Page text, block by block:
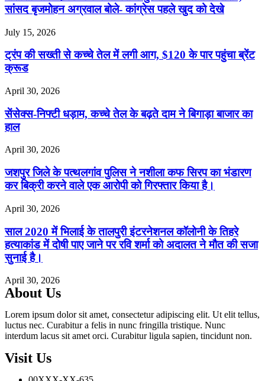
सांसद बृजमोहन अग्रवाल बोले- कांग्रेस पहले खुद को देखे
July 15, 2026
ट्रंप की सख्ती से कच्चे तेल में लगी आग, $120 के पार पहुंचा ब्रेंट
क्रूड
April 30, 2026
सेंसेक्स-निफ्टी धड़ाम, कच्चे तेल के बढ़ते दाम ने बिगाड़ा बाजार का
हाल
April 30, 2026
जशपुर जिले के पत्थलगांव पुलिस ने नशीला कफ सिरप का भंडारण
कर बिक्री करने वाले एक आरोपी को गिरफ्तार किया है।
April 30, 2026
साल 2020 में भिलाई के तालपुरी इंटरनेशनल कॉलोनी के तिहरे
हत्याकांड में दोषी पाए जाने पर रवि शर्मा को अदालत ने मौत की सजा
सुनाई है।
April 30, 2026
About Us
Lorem ipsum dolor sit amet, consectetur adipiscing elit. Ut elit tellus,
luctus nec. Curabitur a felis in nunc fringilla tristique. Nunc
interdum lacus sit amet orci. Curabitur ligula sapien, tincidunt non.
Visit Us